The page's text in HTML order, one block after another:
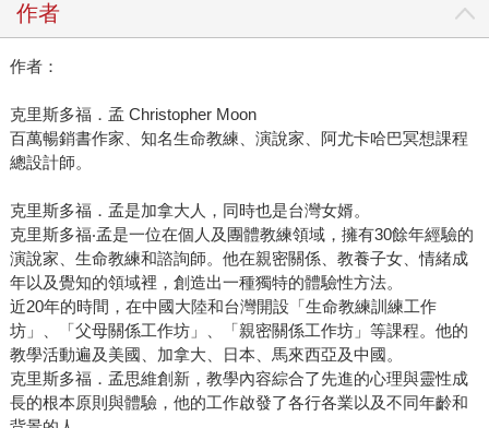
作者
作者：
克里斯多福．孟 Christopher Moon
百萬暢銷書作家、知名生命教練、演說家、阿尤卡哈巴冥想課程
總設計師。
克里斯多福．孟是加拿大人，同時也是台灣女婿。
克里斯多福‧孟是一位在個人及團體教練領域，擁有30餘年經驗的
演說家、生命教練和諮詢師。他在親密關係、教養子女、情緒成
年以及覺知的領域裡，創造出一種獨特的體驗性方法。
近20年的時間，在中國大陸和台灣開設「生命教練訓練工作
坊」、「父母關係工作坊」、「親密關係工作坊」等課程。他的
教學活動遍及美國、加拿大、日本、馬來西亞及中國。
克里斯多福．孟思維創新，教學內容綜合了先進的心理與靈性成
長的根本原則與體驗，他的工作啟發了各行各業以及不同年齡和